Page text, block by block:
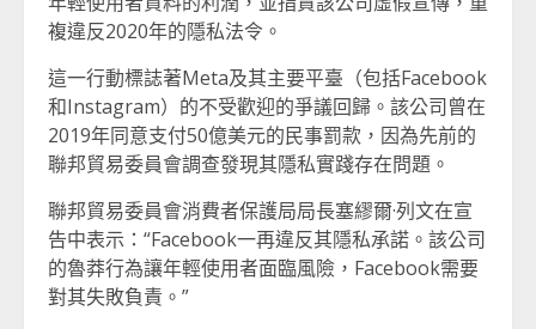
複違反2020年的隱私法令。
這一行動標誌著Meta及其主要平臺（包括Facebook
和Instagram）的不受歡迎的爭議回歸。該公司曾在
2019年同意支付50億美元的民事罰款，因為先前的
聯邦貿易委員會調查發現其隱私實踐存在問題。
聯邦貿易委員會消費者保護局局長塞繆爾·列文在宣
告中表示：“Facebook一再違反其隱私承諾。該公司
的魯莽行為讓年輕使用者面臨風險，Facebook需要
對其失敗負責。”